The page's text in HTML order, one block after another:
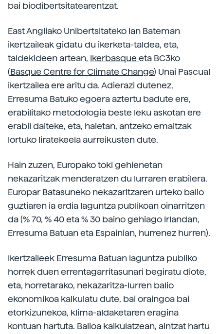
bai biodibertsitatearentzat.
East Angliako Unibertsitateko Ian Bateman
ikertzaileak gidatu du ikerketa-taldea, eta,
taldekideen artean, Ikerbasque eta BC3ko
(Basque Centre for Climate Change) Unai Pascual
ikertzailea ere aritu da. Adierazi dutenez,
Erresuma Batuko egoera aztertu badute ere,
erabilitako metodologia beste leku askotan ere
erabil daiteke, eta, haietan, antzeko emaitzak
lortuko liratekeela aurreikusten dute.
Hain zuzen, Europako toki gehienetan
nekazaritzak menderatzen du lurraren erabilera.
Europar Batasuneko nekazaritzaren urteko balio
guztiaren ia erdia laguntza publikoan oinarritzen
da (% 70, % 40 eta % 30 baino gehiago Irlandan,
Erresuma Batuan eta Espainian, hurrenez hurren).
Ikertzaileek Erresuma Batuan laguntza publiko
horrek duen errentagarritasunari begiratu diote,
eta, horretarako, nekazaritza-lurren balio
ekonomikoa kalkulatu dute, bai oraingoa bai
etorkizunekoa, klima-aldaketaren eragina
kontuan hartuta. Balioa kalkulatzean, aintzat hartu